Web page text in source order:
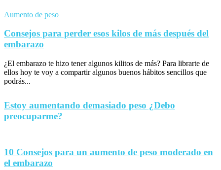
Aumento de peso
Consejos para perder esos kilos de más después del
embarazo
¿El embarazo te hizo tener algunos kilitos de más? Para librarte de
ellos hoy te voy a compartir algunos buenos hábitos sencillos que
podrás...
Estoy aumentando demasiado peso ¿Debo
preocuparme?
10 Consejos para un aumento de peso moderado en
el embarazo